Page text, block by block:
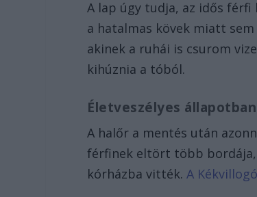
A lap úgy tudja, az idős
a hatalmas kövek miatt
akinek a ruhái is csurom
kihúznia a tóból.
Életveszélyes
A halőr a mentés után
férfinek eltört több
kórházba vitték. A